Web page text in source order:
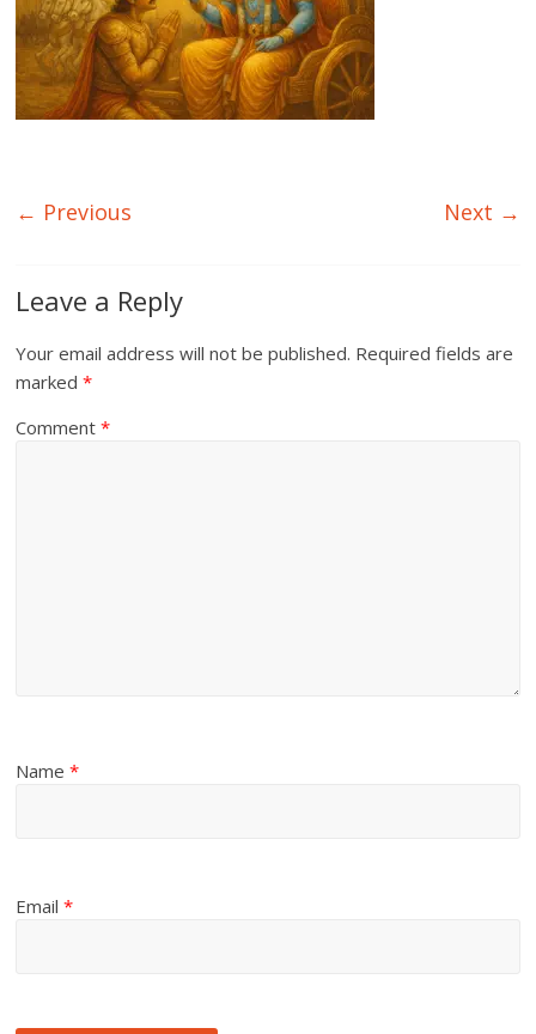
← Previous Next →
Leave a Reply
Your email address will not be published. Required fields are
marked*
Comment*
Name*
Email*